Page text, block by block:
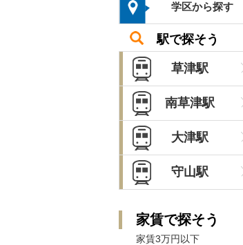
学区から探す
駅で探そう
草津駅
南草津駅
大津駅
守山駅
家賃で探そう
家賃3万円以下